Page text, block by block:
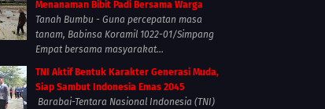
Menanaman Bibit Padi Bersama Warga
Tanah Bumbu - Guna percepatan masa
tanam, Babinsa Koramil 1022-01/Simpang
Empat bersama masyarakat...
TNI Aktif Bentuk Karakter Generasi Muda,
Siap Sambut Indonesia Emas 2045
Barabai-Tentara Nasional Indonesia (TNI)